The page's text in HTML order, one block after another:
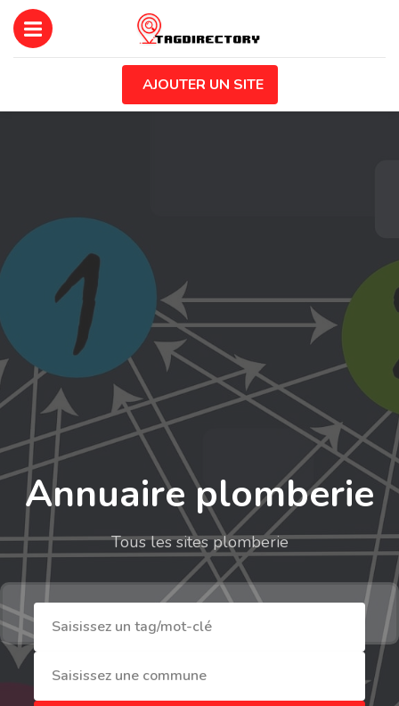
AJOUTER UN SITE
Annuaire plomberie
Tous les sites plomberie